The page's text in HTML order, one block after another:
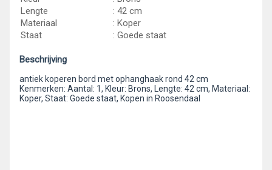
Lengte
: 42 cm
Materiaal
: Koper
Staat
: Goede staat
Beschrijving
antiek koperen bord met ophanghaak rond 42 cm
Kenmerken: Aantal: 1, Kleur: Brons, Lengte: 42 cm, Materiaal:
Koper, Staat: Goede staat, Kopen in Roosendaal